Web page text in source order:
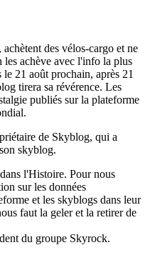
des vélos-cargo et ne
achève avec l'info la plus
21 août prochain, après 21
tirera sa révérence. Les
publiés sur la plateforme
de Skyblog, qui a
skyblog.
l'Histoire. Pour nous
sur les données
et les skyblogs dans leur
faut la geler et la retirer de
du groupe Skyrock.